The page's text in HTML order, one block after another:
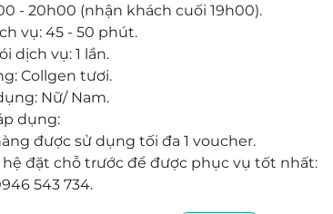
- 20h00 (nhận khách cuối 19h00).
vụ: 45 - 50 phút.
dịch vụ: 1 lần.
Collgen tươi.
Nữ/ Nam.
dụng:
được sử dụng tối đa 1 voucher.
hệ đặt chỗ trước để được phục vụ tốt nhất:
543 734.